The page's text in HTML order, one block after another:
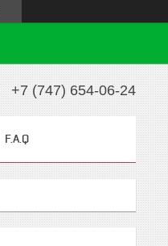
+7 (747) 654-06-24
F.A.Q